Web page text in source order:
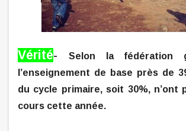
Vérité-
Selon la fédération
l’enseignement de base près de
du cycle primaire, soit 30%, n’ont
cours cette année.